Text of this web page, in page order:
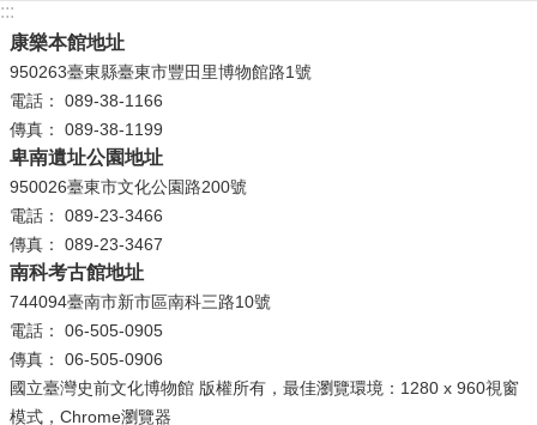
認
識
我
們
便
民
服
性
別
平
:::
康樂本館地址
950263臺東縣臺東市豐田里博物館路1號
電話： 089-38-1166
傳真： 089-38-1199
卑南遺址公園地址
950026臺東市文化公園路200號
電話： 089-23-3466
傳真： 089-23-3467
南科考古館地址
744094臺南市新市區南科三路10號
電話： 06-505-0905
傳真： 06-505-0906
國立臺灣史前文化博物館 版權所有，最佳瀏覽環境：1280 x 960視窗
模式，Chrome瀏覽器